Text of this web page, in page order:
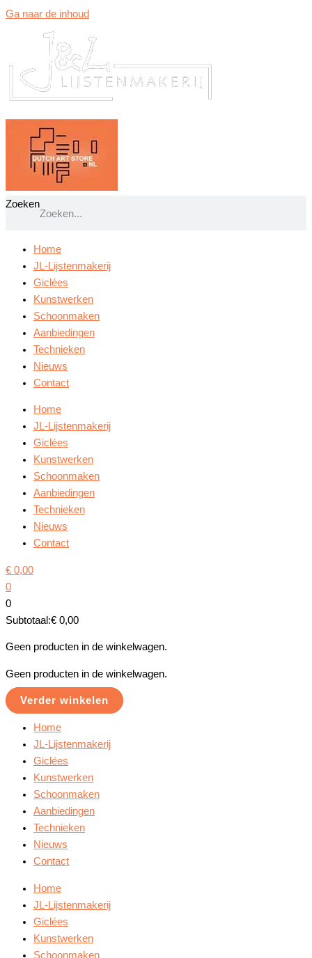
Ga naar de inhoud
Zoeken
Home
JL-Lijstenmakerij
Giclées
Kunstwerken
Schoonmaken
Aanbiedingen
Technieken
Nieuws
Contact
Home
JL-Lijstenmakerij
Giclées
Kunstwerken
Schoonmaken
Aanbiedingen
Technieken
Nieuws
Contact
€ 0,00
0
0
Subtotaal:€ 0,00
Geen producten in de winkelwagen.
Geen producten in de winkelwagen.
Verder winkelen
Home
JL-Lijstenmakerij
Giclées
Kunstwerken
Schoonmaken
Aanbiedingen
Technieken
Nieuws
Contact
Home
JL-Lijstenmakerij
Giclées
Kunstwerken
Schoonmaken